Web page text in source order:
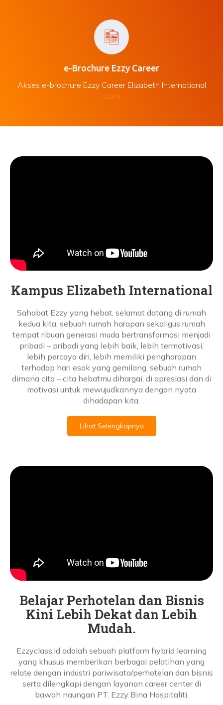
e-Brochure Ezzy Career
Akses e-brochure Ezzy Career Elizabeth International
disini
Kampus Elizabeth International
Sahabat Ezzy yang hebat, selamat datang di rumah
kedua kita, sebuah rumah harapan sekaligus rumah
tempat ribuan generasi muda bertransformasi menjadi
pribadi – pribadi yang lebih baik, lebih termotivasi,
lebih percaya diri, lebih memiliki pengharapan
terhadap hari esok yang gemilang, sebuah rumah
dimana cita – cita hebatmu dihargai, di apresiasi dan di
motivasi untuk mewujudkannya dengan nyata
dihadapan kita.
Lihat Selengkapnya
Belajar Perhotelan dan Bisnis
Kini Lebih Dekat dan Lebih
Mudah.
Ezzyclass.id adalah sebuah platform hybrid learning
yang khusus memberikan berbagai pelatihan yang
relate dengan industri pariwisata/perhotelan dan bisnis
serta dilengkapi dengan layanan career center di
bawah naungan PT. Ezzy Bina Hospitaliti.